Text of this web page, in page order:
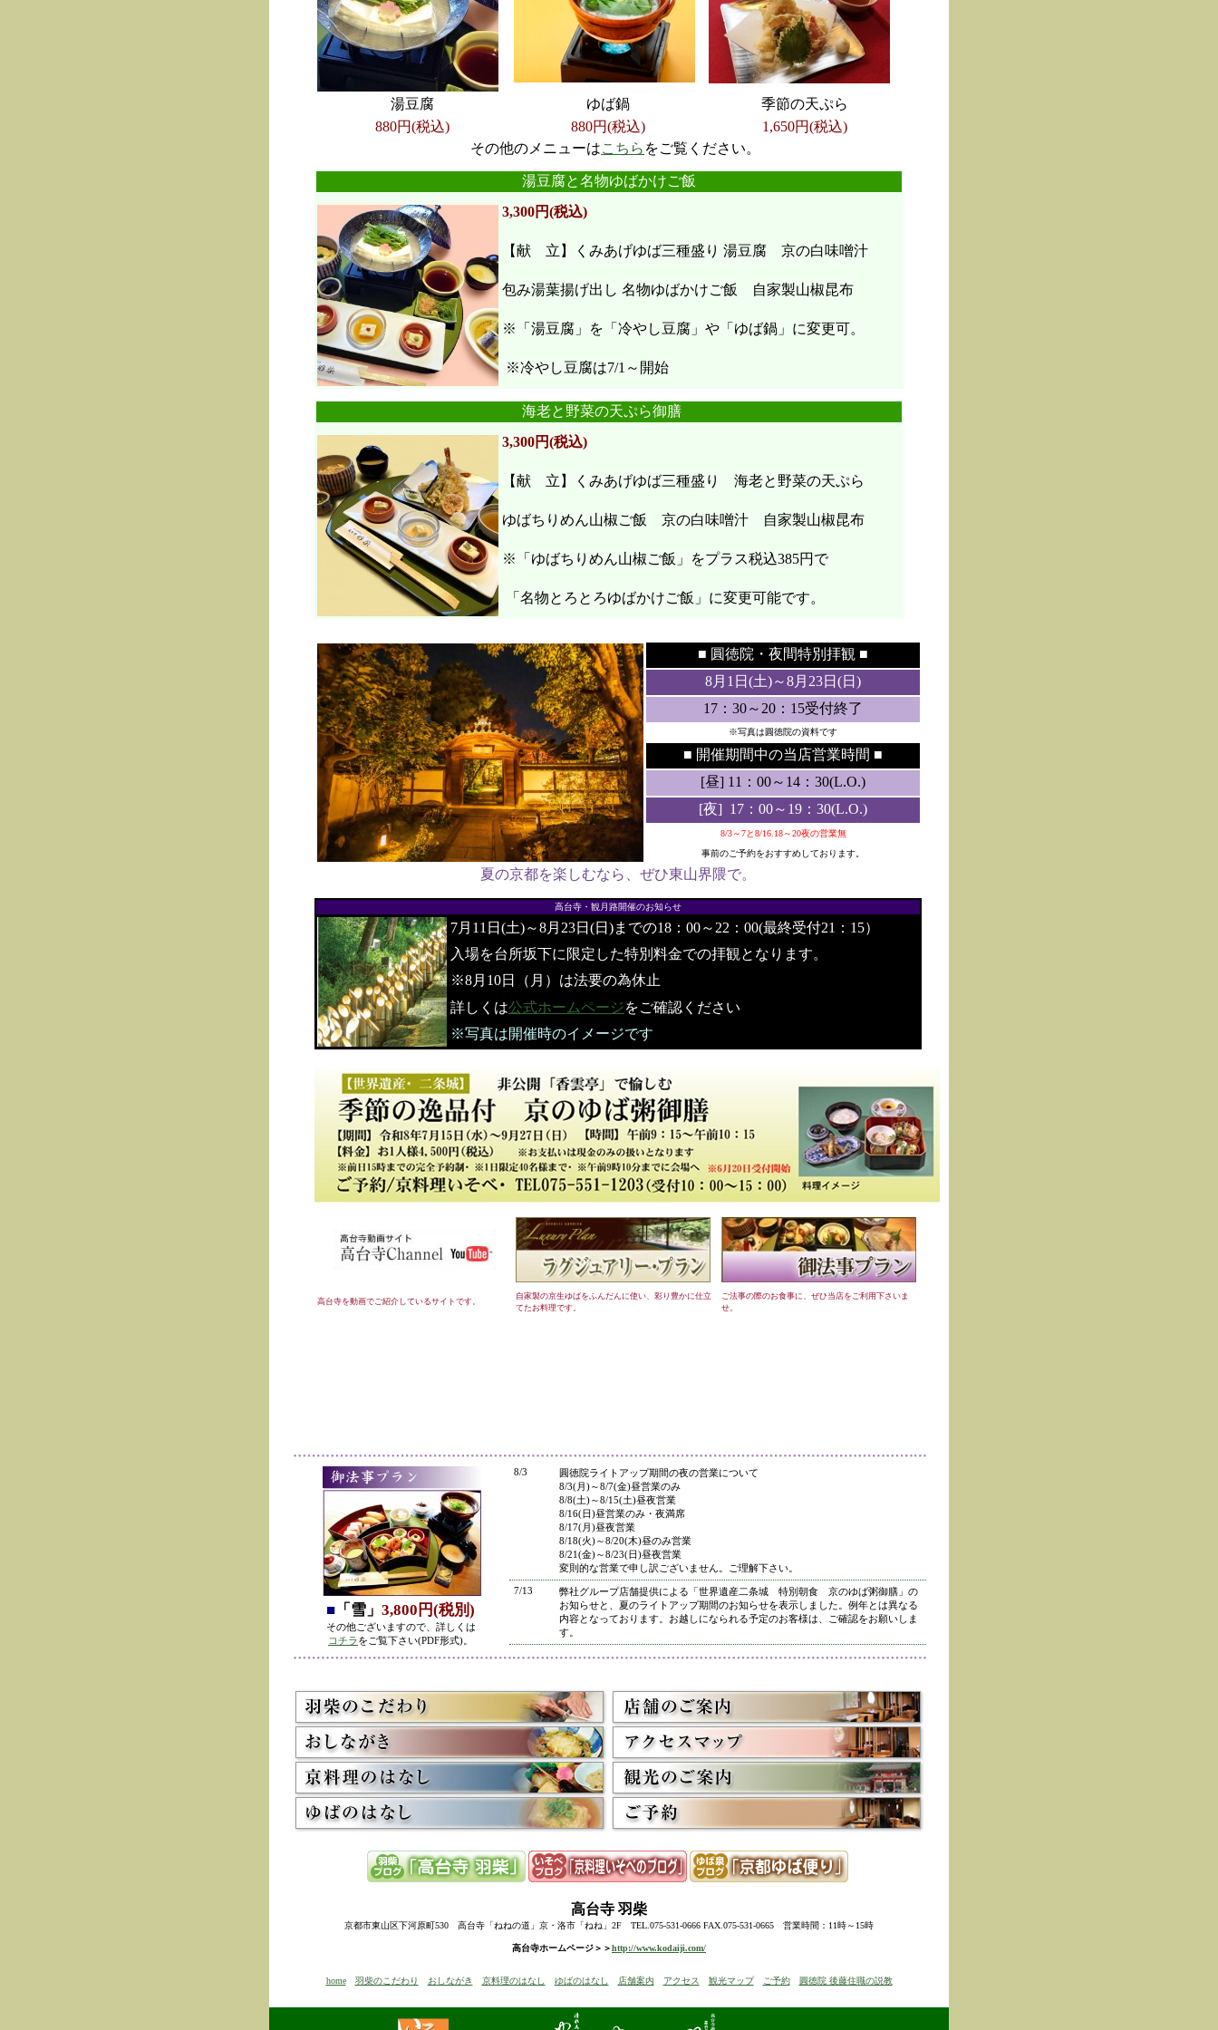
湯豆腐 ゆば鍋
季節の天ぷら
880円(税込)
880円(税込) 1,650円(税込)
その他のメニューはこちら をご覧ください。
湯豆腐と名物ゆばかけご飯
3,300円(税込)
【献 立】くみあげゆば三種盛り 湯豆腐 京の白味噌汁
包み湯葉揚げ出し 名物ゆばかけご飯 自家製山椒昆布
※「湯豆腐」を「冷やし豆腐」や「ゆば鍋」に変更可。
※冷やし豆腐は7/1～開始
海老と野菜の天ぷら御膳
3,300円(税込)
【献 立】くみあげゆば三種盛り 海老と野菜の天ぷら
ゆばちりめん山椒ご飯 京の白味噌汁 自家製山椒昆布
※「ゆばちりめん山椒ご飯」をプラス税込385円で
「名物とろとろゆばかけご飯」に変更可能です。
■ 圓徳院・ 夜間特別拝観 ■
8月1日(土)～8月23日(日)
17：30～20：15受付終了
※写真は圓徳院の資料です
■ 開催期間中の当店営業時間 ■
[昼] 11：00～14：30(L.O.)
[夜] 17：00～19：30(L.O.)
8/3～7と8/16.18～20夜の営業無
事前のご予約をおすすめしております。
夏の京都を楽しむなら、ぜひ東山界隈で。
高台寺・観月路開催のお知らせ
7月11日(土)～8月23日(日)までの18：00～22：00(最終受付21：15）
入場を台所坂下に限定した特別料金での拝観となります。
※8月10日（月）は法要の為休止
詳しくは公式ホームページをご確認ください
※写真は開催時のイメージです
高台寺を動画でご紹介しているサイトです。
自家製の京生ゆばをふんだんに使い、彩り豊かに仕立
てたお料理です。
ご法事の際のお食事に、ぜひ当店をご利用下さいま
せ。
■ 「雪」 3,800円(税別)
その他ございますので、詳しくは
コチラ をご覧下さい(PDF形式)。
8/3
圓徳院ライトアップ期間の夜の営業について
8/3(月)～8/7(金)昼営業のみ
8/8(土)～8/15(土)昼夜営業
8/16(日)昼営業のみ・夜満席
8/17(月)昼夜営業
8/18(火)～8/20(木)昼のみ営業
8/21(金)～8/23(日)昼夜営業
変則的な営業で申し訳ございません。ご理解下さい。
7/13
弊社グループ店舗提供による「世界遺産二条城 特別朝食 京のゆば粥御膳」の
お知らせと、夏のライトアップ期間のお知らせを表示しました。例年とは異なる
内容となっております。お越しになられる予定のお客様は、ご確認をお願いしま
す。
5/8
高台寺・圓徳院 春のライトアップ終了に伴い、表示を削除しました。
3/2
京料理いそべ担当・世界遺産二条城での特別昼食、高台寺冬の夜の茶会「夜咄」
終了に伴い削除させていただきました。多くのお客様にご利用いただきありがと
うございました。
高台寺・圓徳院・春の夜間ライトアップのお知らせを表示しました。
お越しの際のお食事に、ぜひ当店をご利用下さい。
12/15
高台寺・秋の夜間特別拝観終了に伴い、表示を削除させていただきました。
たくさんのお客様にお越しいただき、ありがとうございました。
来年1月からの催しを2件表示させていただきました。
ぜひご予約下さい。
12/13(土)は寺院行事の為、休業とさせていただきます。
10/20
高台寺・圓徳院・秋の夜間特別拝観のお知らせを表示しました。
前日までにご予約ください。
当日はお並びいただいた順に席へご案内いたします。
8/18 高台寺・秋の夜の観月茶会と秋の夜間特別拝観のお知らせを表示しました
らせを追加しました。
5/26 昨今の原材料費・燃料費・人件費等の高騰によりやむを得ず、価格改定をさせて
いただきます
高台寺 羽柴
京都市東山区下河原町530 高台寺「ねねの道」京・洛市「ねね」2F TEL.075-531-0666 FAX.075-531-0665 営業時間：11時～15時
高台寺ホームページ＞＞http://www.kodaiji.com/
home 羽柴のこだわり おしながき 京料理のはなし ゆばのはなし 店舗案内 アクセス 観光マップ ご予約 圓徳院 後藤住職の説教